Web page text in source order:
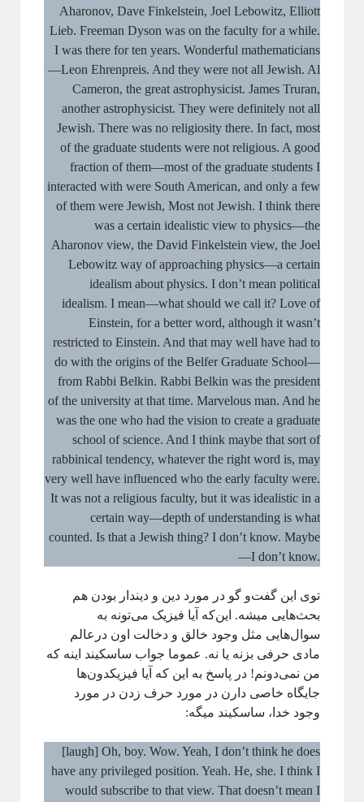
Aharonov, Dave Finkelstein, Joel Lebowitz, Elliott
Lieb. Freeman Dyson was on the faculty for a while.
I was there for ten years. Wonderful mathematicians
—Leon Ehrenpreis. And they were not all Jewish. Al
Cameron, the great astrophysicist. James Truran,
another astrophysicist. They were definitely not all
Jewish. There was no religiosity there. In fact, most
of the graduate students were not religious. A good
fraction of them—most of the graduate students I
interacted with were South American, and only a few
of them were Jewish, Most not Jewish. I think there
was a certain idealistic view to physics—the
Aharonov view, the David Finkelstein view, the Joel
Lebowitz way of approaching physics—a certain
idealism about physics. I don’t mean political
idealism. I mean—what should we call it? Love of
Einstein, for a better word, although it wasn’t
restricted to Einstein. And that may well have had to
do with the origins of the Belfer Graduate School—
from Rabbi Belkin. Rabbi Belkin was the president
of the university at that time. Marvelous man. And he
was the one who had the vision to create a graduate
school of science. And I think maybe that sort of
rabbinical tendency, whatever the right word is, may
very well have influenced who the early faculty were.
It was not a religious faculty, but it was idealistic in a
certain way—depth of understanding is what
counted. Is that a Jewish thing? I don’t know. Maybe
—I don’t know.
توی این گفت‌و گو در مورد دین و دیندار بودن هم
بحث‌هایی میشه. این‌که آیا فیزیک می‌تونه به
سوال‌هایی مثل وجود خالق و دخالت اون درعالم
مادی حرفی بزنه یا نه. عموما جواب ساسکیند اینه که
من نمی‌دونم! در پاسخ به این که آیا فیزیکدون‌ها
جایگاه خاصی دارن در مورد حرف زدن در مورد
وجود خدا، ساسکیند میگه:
[laugh] Oh, boy. Wow. Yeah, I don’t think he does
have any privileged position. Yeah. He, she. I think I
would subscribe to that view. That doesn’t mean I